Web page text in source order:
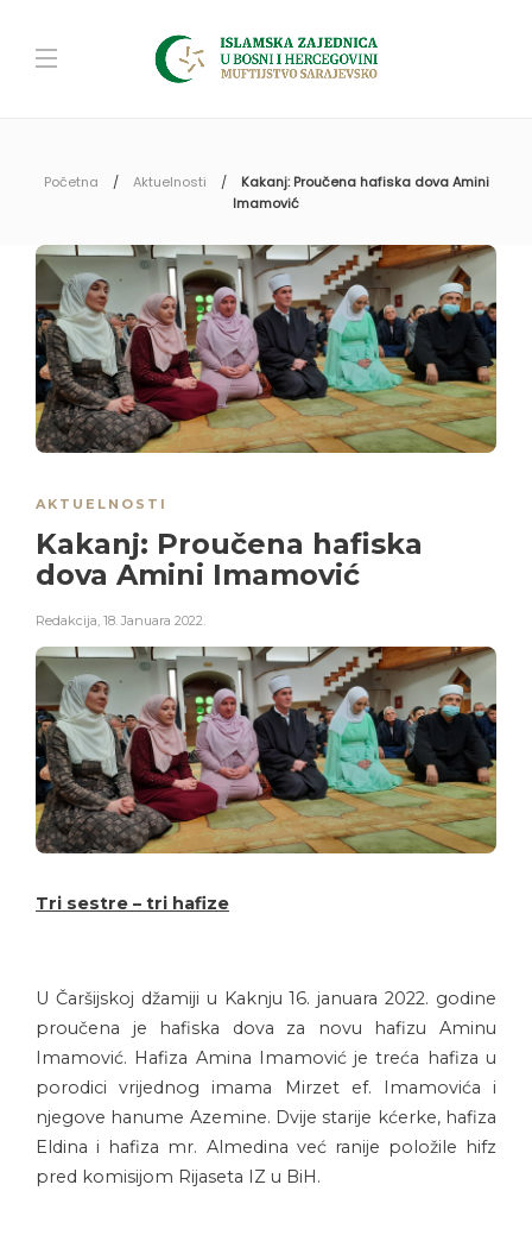
Početna Aktuelnosti
Kakanj: Proučena hafiska dova Amini
Imamović
AKTUELNOSTI
Kakanj: Proučena hafiska
dova Amini Imamović
Redakcija 18. Januara 2022.
Tri sestre – tri hafize
U Čaršijskoj džamiji u Kaknju 16. januara 2022. godine
proučena je hafiska dova za novu hafizu Aminu
Imamović. Hafiza Amina Imamović je treća hafiza u
porodici vrijednog imama Mirzet ef. Imamovića i
njegove hanume Azemine. Dvije starije kćerke, hafiza
Eldina i hafiza mr. Almedina već ranije položile hifz
pred komisijom Rijaseta IZ u BiH.